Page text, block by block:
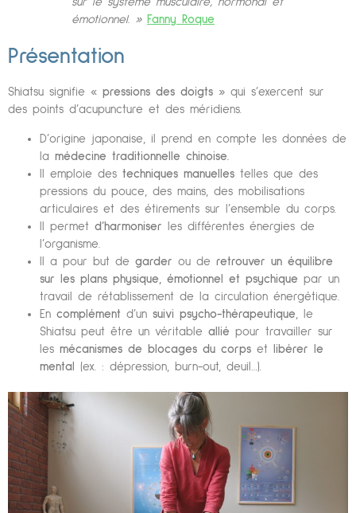
émotionnel. » Fanny Roque
Présentation
Shiatsu signifie « pressions des doigts » qui s’exercent sur
des points d’acupuncture et des méridiens.
D’origine japonaise, il prend en compte les données de
la médecine traditionnelle chinoise.
Il emploie des techniques manuelles telles que des
pressions du pouce, des mains, des mobilisations
articulaires et des étirements sur l’ensemble du corps.
Il permet d’harmoniser les différentes énergies de
l’organisme.
Il a pour but de garder ou de retrouver un équilibre
sur les plans physique, émotionnel et psychique par un
travail de rétablissement de la circulation énergétique.
En complément d’un suivi psycho-thérapeutique , le
Shiatsu peut être un véritable allié pour travailler sur
les mécanismes de blocages du corps et
libérer le
mental
(ex. : dépression, burn-out, deuil…).